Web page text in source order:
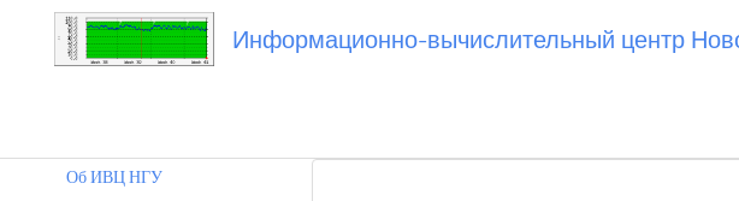
Информационно-вычислительный центр
Об ИВЦ НГУ